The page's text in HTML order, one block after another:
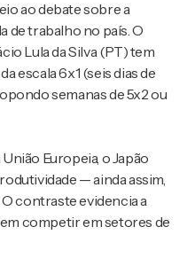
ao debate sobre a
de trabalho no país. O
Lula da Silva(PT) tem
escala 6x1 (seis dias de
semanas de 5x2 ou
Europeia, o Japão
— ainda assim,
contraste evidencia a
competir em setores de